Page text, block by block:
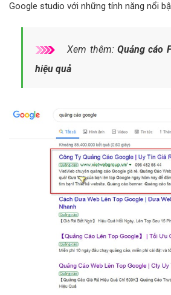
Google studio với những tính năng nổi
Xem thêm: Quảng cáo
hiệu quả